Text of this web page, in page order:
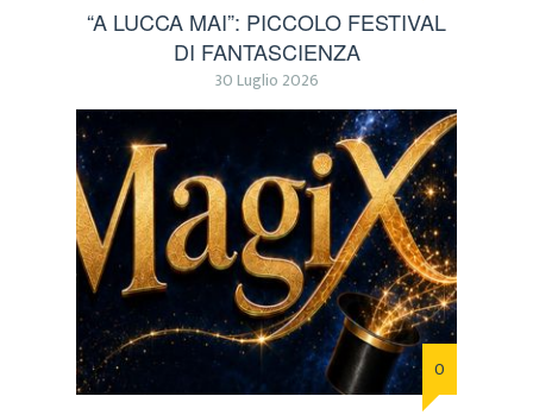
“A LUCCA MAI”: PICCOLO FESTIVAL
DI FANTASCIENZA
30 Luglio 2026
0